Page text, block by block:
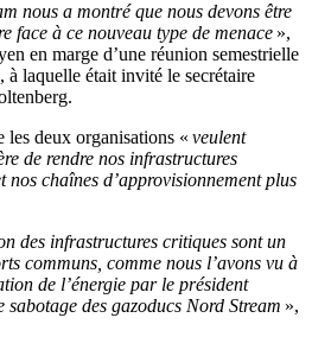
nous a montré que nous devons être
face à ce nouveau type de menace »,
en marge d’une réunion semestrielle
à laquelle était invité le secrétaire
les deux organisations « veulent
de rendre nos infrastructures
nos chaînes d’approvisionnement plus
des infrastructures critiques sont un
communs, comme nous l’avons vu à
de l’énergie par le président
des gazoducs Nord Stream »,